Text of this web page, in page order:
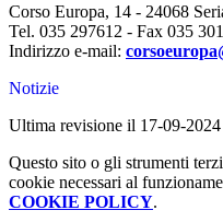
Corso Europa, 14 - 24068
Tel. 035 297612 - Fax 035
Indirizzo e-mail:
Notizie
Ultima revisione il 17-09-2024
Questo sito o gli strumenti
cookie necessari al
COOKIE POLICY.